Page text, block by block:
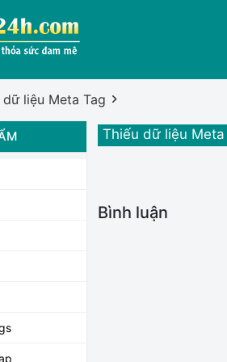
dữ liệu Meta Tag
Thiếu dữ liệu Meta
Bình luận